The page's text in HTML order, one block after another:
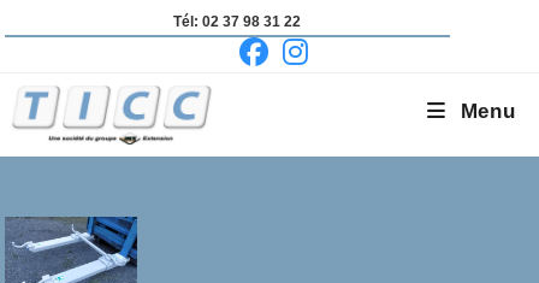
to
Tél: 02 37 98 31 22
Menu